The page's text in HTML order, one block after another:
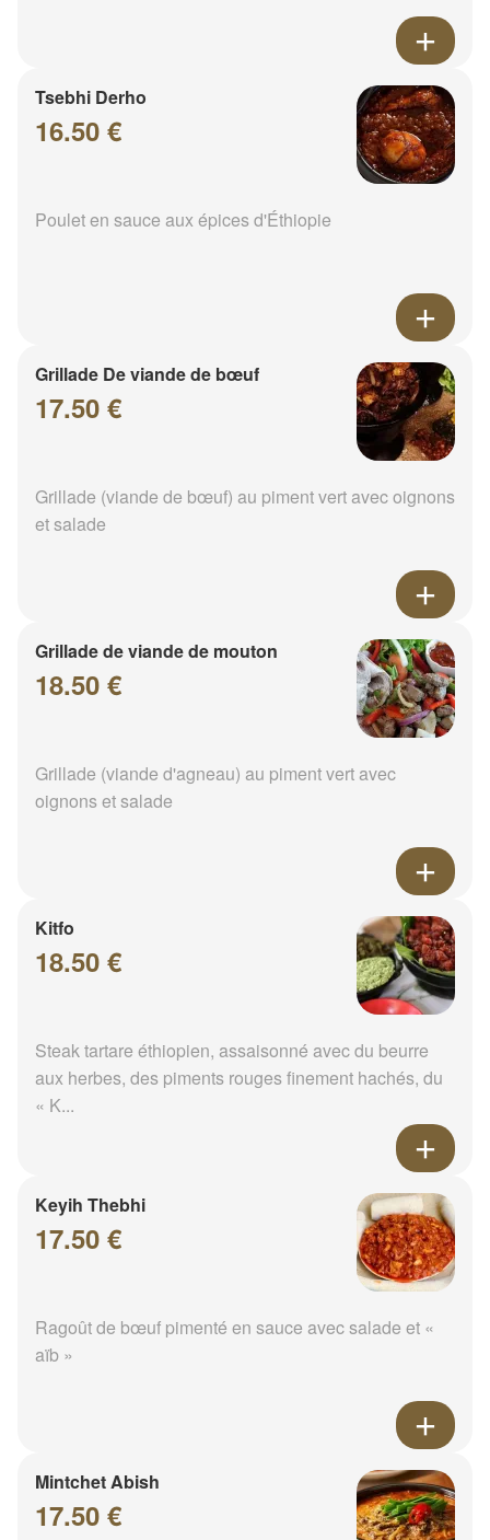
Tsebhi Derho
16.50 €
Poulet en sauce aux épices d'Éthiopie
Grillade De viande de bœuf
17.50 €
Grillade (viande de bœuf) au piment vert avec oignons
et salade
Grillade de viande de mouton
18.50 €
Grillade (viande d'agneau) au piment vert avec
oignons et salade
Kitfo
18.50 €
Steak tartare éthiopien, assaisonné avec du beurre
aux herbes, des piments rouges finement hachés, du
« K...
Keyih Thebhi
17.50 €
Ragoût de bœuf pimenté en sauce avec salade et «
aïb »
Mintchet Abish
17.50 €